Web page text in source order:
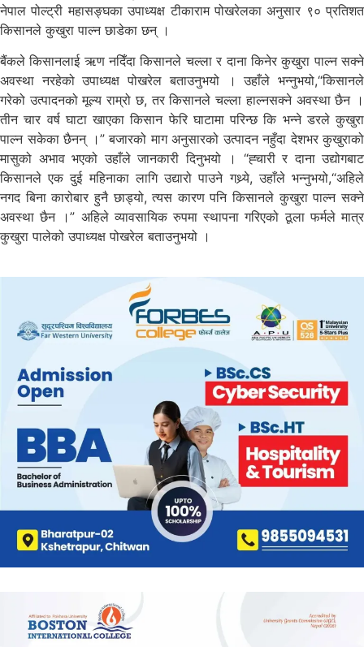
नेपाल पोल्ट्री महासङ्घका उपाध्यक्ष टीकाराम पोखरेलका अनुसार ९० प्रतिशत
किसानले कुखुरा पाल्न छाडेका छन् ।
बैंकले किसानलाई ऋण नदिँदा किसानले चल्ला र दाना किनेर कुखुरा पाल्न सक्ने
अवस्था नरहेको उपाध्यक्ष पोखरेल बताउनुभयो । उहाँले भन्नुभयो,“किसानले
गरेको उत्पादनको मूल्य राम्रो छ, तर किसानले चल्ला हाल्नसक्ने अवस्था छैन ।
तीन चार वर्ष घाटा खाएका किसान फेरि घाटामा परिन्छ कि भन्ने डरले कुखुरा
पाल्न सकेका छैनन् ।” बजारको माग अनुसारको उत्पादन नहुँदा देशभर कुखुराको
मासुको अभाव भएको उहाँले जानकारी दिनुभयो । “ह्चारी र दाना उद्योगबाट
किसानले एक दुई महिनाका लागि उद्यारो पाउने गथ्र्ये, उहाँले भन्नुभयो,“अहिले
नगद बिना कारोबार हुनै छाड्यो, त्यस कारण पनि किसानले कुखुरा पाल्न सक्ने
अवस्था छैन ।” अहिले व्यावसायिक रुपमा स्थापना गरिएको ठूला फर्मले मात्र
कुखुरा पालेको उपाध्यक्ष पोखरेल बताउनुभयो ।